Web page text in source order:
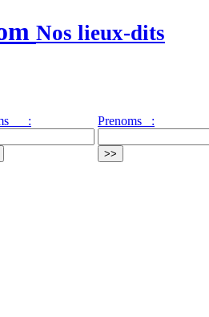
Nos lieux-dits
: Prenoms :